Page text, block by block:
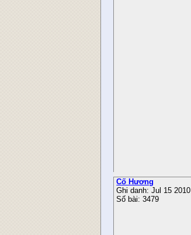
Cố Hương
Ghi danh: Jul 15 2010
Số bài: 3479